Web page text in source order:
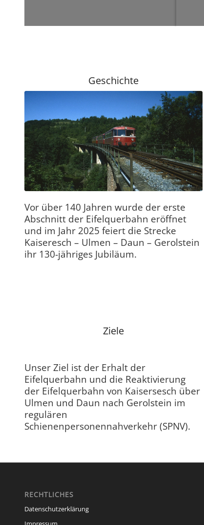
Geschichte
Vor über 140 Jahren wurde der erste
Abschnitt der Eifelquerbahn eröffnet
und im Jahr 2025 feiert die Strecke
Kaiseresch – Ulmen – Daun – Gerolstein
ihr 130-jähriges Jubiläum.
Ziele
Unser Ziel ist der Erhalt der
Eifelquerbahn und die Reaktivierung
der Eifelquerbahn von Kaisersesch über
Ulmen und Daun nach Gerolstein im
regulären
Schienenpersonennahverkehr (SPNV).
RECHTLICHES
Datenschutzerklärung